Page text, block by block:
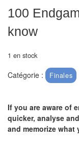
air
Pendules
Echiquier
aveugles
d'échecs
100
know
1 en stock
Catégorie : Finales
If you are aware of
quicker, analyse
and memorize